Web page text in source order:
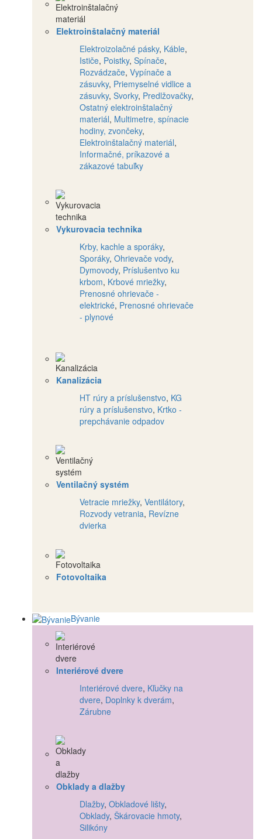
Elektroinštalačný materiál
Elektroizolačné pásky, Káble,
Ističe, Poistky, Spínače,
Rozvádzače, Vypínače a
zásuvky, Priemyselné vidlice a
zásuvky, Svorky, Predlžovačky,
Ostatný elektroinštalačný
materiál, Multimetre, spínacie
hodiny, zvončeky,
Elektroinštalačný materiál,
Informačné, príkazové a
zákazové tabuľky
Vykurovacia technika
Krby, kachle a sporáky,
Sporáky, Ohrievače vody,
Dymovody, Príslušentvo ku
krbom, Krbové mriežky,
Prenosné ohrievače -
elektrické, Prenosné ohrievače
- plynové
Kanalizácia
HT rúry a príslušenstvo, KG
rúry a príslušenstvo, Krtko -
prepchávanie odpadov
Ventilačný systém
Vetracie mriežky, Ventilátory,
Rozvody vetrania, Revízne
dvierka
Fotovoltaika
Bývanie
Interiérové dvere
Interiérové dvere, Kľučky na
dvere, Doplnky k dverám,
Zárubne
Obklady a dlažby
Dlažby, Obkladové lišty,
Obklady, Škárovacie hmoty,
Silikóny